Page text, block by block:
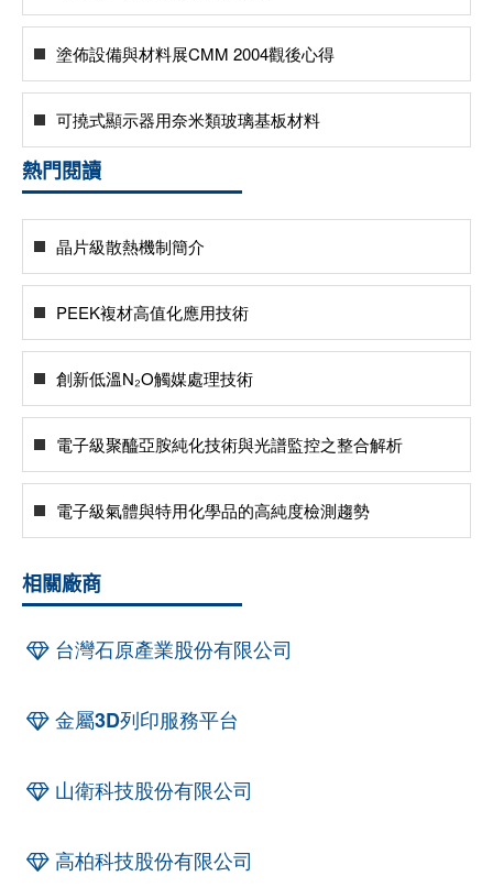
塗佈設備與材料展CMM 2004觀後心得
可撓式顯示器用奈米類玻璃基板材料
熱門閱讀
晶片級散熱機制簡介
PEEK複材高值化應用技術
創新低溫N₂O觸媒處理技術
電子級聚醯亞胺純化技術與光譜監控之整合解析
電子級氣體與特用化學品的高純度檢測趨勢
相關廠商
台灣石原產業股份有限公司
金屬3D列印服務平台
山衛科技股份有限公司
高柏科技股份有限公司